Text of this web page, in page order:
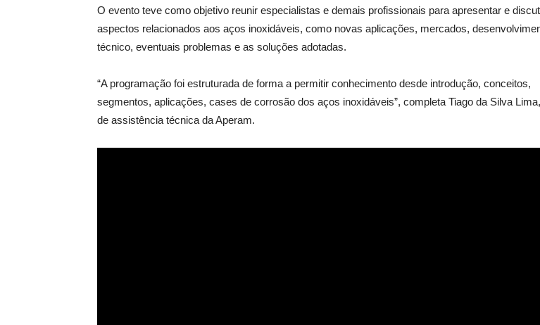
O evento teve como objetivo reunir especialistas e demais profissionais para apresentar e
aspectos relacionados aos aços inoxidáveis, como novas aplicações, mercados,
técnico, eventuais problemas e as soluções adotadas.
“A programação foi estruturada de forma a permitir conhecimento desde introdução, conceitos,
segmentos, aplicações, cases de corrosão dos aços inoxidáveis”, completa Tiago da Silva
de assistência técnica da Aperam.